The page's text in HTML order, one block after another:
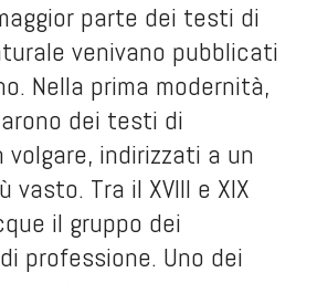
parte dei testi di
venivano pubblicati
Nella prima modernità,
dei testi di
volgare, indirizzati a un
vasto. Tra il XVIII e XIX
il gruppo dei
professione. Uno dei